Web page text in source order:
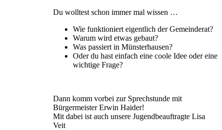
Du wolltest schon immer mal wissen …
Wie funktioniert eigentlich der Gemeinderat?
Warum wird etwas gebaut?
Was passiert in Münsterhausen?
Oder du hast einfach eine coole Idee oder eine
wichtige Frage?
Dann komm vorbei zur Sprechstunde mit
Bürgermeister Erwin Haider!
Mit dabei ist auch unsere Jugendbeauftragte Lisa
Veit